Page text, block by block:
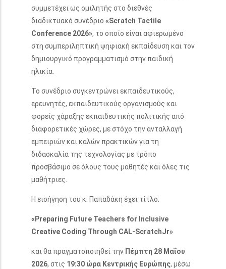
συμμετέχει ως ομιλητής στο διεθνές
διαδικτυακό συνέδριο «Scratch Tactile
Conference 2026», το οποίο είναι αφιερωμένο
στη συμπεριληπτική ψηφιακή εκπαίδευση και τον
δημιουργικό προγραμματισμό στην παιδική
ηλικία.
Το συνέδριο συγκεντρώνει εκπαιδευτικούς,
ερευνητές, εκπαιδευτικούς οργανισμούς και
φορείς χάραξης εκπαιδευτικής πολιτικής από
διαφορετικές χώρες, με στόχο την ανταλλαγή
εμπειριών και καλών πρακτικών για τη
διδασκαλία της τεχνολογίας με τρόπο
προσβάσιμο σε όλους τους μαθητές και όλες τις
μαθήτριες.
Η εισήγηση του κ. Παπαδάκη έχει τίτλο:
«Preparing Future Teachers for Inclusive
Creative Coding Through CAL-ScratchJr»
και θα πραγματοποιηθεί την Πέμπτη 28 Μαΐου
2026, στις 19:30 ώρα Κεντρικής Ευρώπης, μέσω